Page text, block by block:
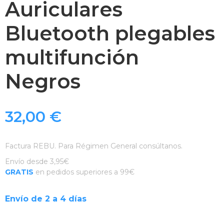
Auriculares
Bluetooth plegables
multifunción
Negros
32,00 €
Factura REBU. Para Régimen General consúltanos.
Envío desde 3,95€
GRATIS en pedidos superiores a 99€
Envío de 2 a 4 días